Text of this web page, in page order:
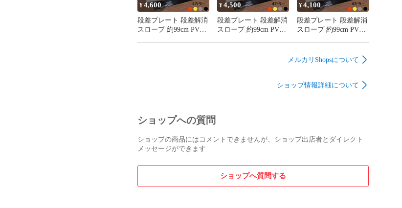
¥4,600
段差プレート 段差解消
スロープ 約99cm PVC
¥4,500
段差プレート 段差解消
スロープ 約99cm PVC
¥4,100
段差プレート 段差解消
スロープ 約99cm PVC
ー 台車用
メルカリShopsについて
ショップ情報詳細について
ショップへの質問
ショップの商品にはコメントできませんが、ショップ出店者とダイレクト
メッセージができます
ショップへ質問する